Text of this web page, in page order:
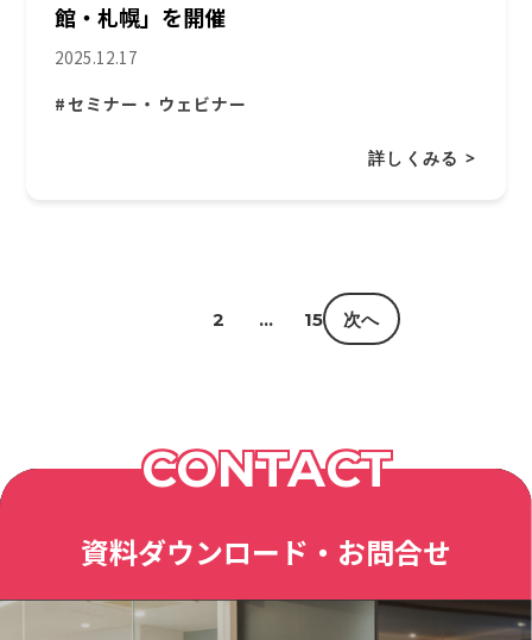
館・札幌」を開催
2025.12.17
#セミナー・ウェビナー
詳しくみる >
2 … 15 次へ
CONTACT
資料ダウンロード・お問合せ